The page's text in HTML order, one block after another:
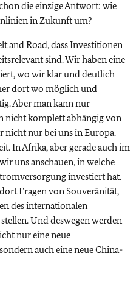
die einzige Antwort: wie
in Zukunft um?
and Road, dass Investitionen
sind. Wir haben eine
wo wir klar und deutlich
dort wo möglich und
Aber man kann nur
nicht komplett abhängig von
nicht nur bei uns in Europa.
In Afrika, aber gerade auch im
uns anschauen, in welche
investiert hat.
Fragen von Souveränität,
des internationalen
Und deswegen werden
nur eine neue
auch eine neue China-